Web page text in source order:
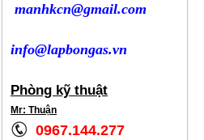
manhkcn@gmail.com
info@lapbongas.vn
Phòng kỹ thuật
Mr: Thuận
0967.144.277